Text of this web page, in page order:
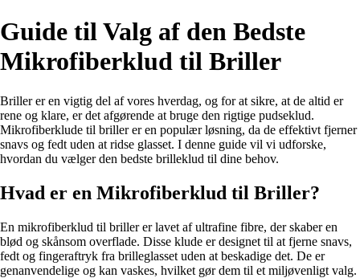
Guide til Valg af den Bedste
Mikrofiberklud til Briller
Briller er en vigtig del af vores hverdag, og for at sikre, at de altid er
rene og klare, er det afgørende at bruge den rigtige pudseklud.
Mikrofiberklude til briller er en populær løsning, da de effektivt fjerner
snavs og fedt uden at ridse glasset. I denne guide vil vi udforske,
hvordan du vælger den bedste brilleklud til dine behov.
Hvad er en Mikrofiberklud til Briller?
En mikrofiberklud til briller er lavet af ultrafine fibre, der skaber en
blød og skånsom overflade. Disse klude er designet til at fjerne snavs,
fedt og fingeraftryk fra brilleglasset uden at beskadige det. De er
genanvendelige og kan vaskes, hvilket gør dem til et miljøvenligt valg.